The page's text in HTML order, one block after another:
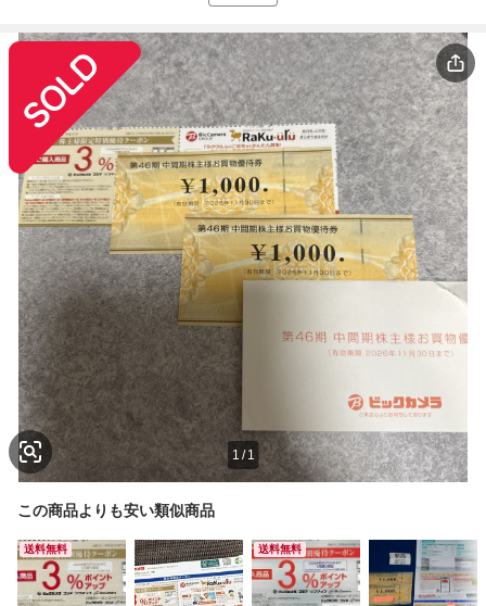
1 / 1
この商品よりも安い類似商品
送料無料 送料無料